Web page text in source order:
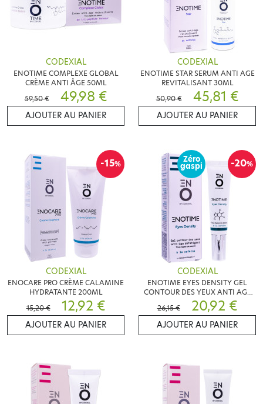
CODEXIAL
ENOTIME COMPLEXE GLOBAL
CRÈME ANTI ÂGE 50ML
59,50 €
49,98 €
AJOUTER AU PANIER
CODEXIAL
ENOTIME STAR SERUM ANTI AGE
REVITALISANT 30ML
50,90 €
45,81 €
AJOUTER AU PANIER
-15%
CODEXIAL
ENOCARE PRO CRÈME CALAMINE
HYDRATANTE 200ML
15,20 €
12,92 €
AJOUTER AU PANIER
-20%
Zéro
gaspi
CODEXIAL
ENOTIME EYES DENSITY GEL
CONTOUR DES YEUX ANTI AGE
15ML
26,15 € 20,92 €
AJOUTER AU PANIER